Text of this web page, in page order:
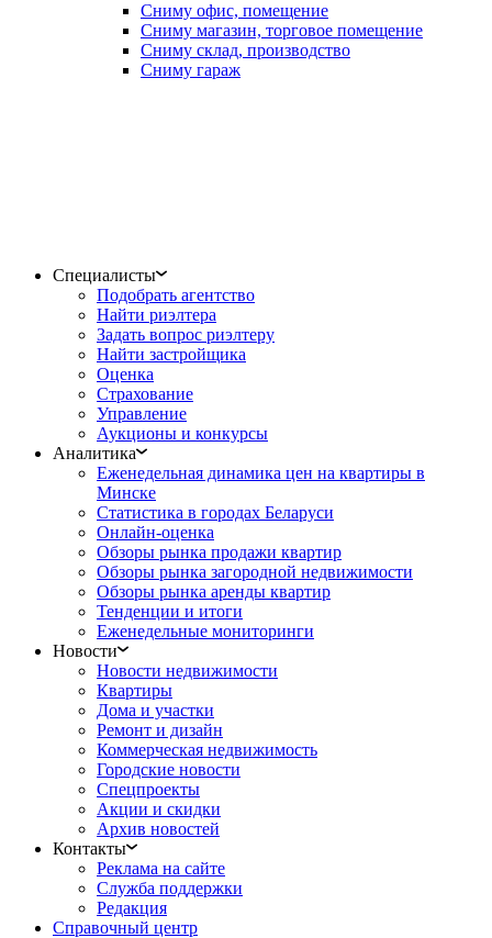
Сниму офис, помещение
Сниму магазин, торговое помещение
Сниму склад, производство
Сниму гараж
Специалисты
Подобрать агентство
Найти риэлтера
Задать вопрос риэлтеру
Найти застройщика
Оценка
Страхование
Управление
Аукционы и конкурсы
Аналитика
Еженедельная динамика цен на квартиры в
Минске
Статистика в городах Беларуси
Онлайн-оценка
Обзоры рынка продажи квартир
Обзоры рынка загородной недвижимости
Обзоры рынка аренды квартир
Тенденции и итоги
Еженедельные мониторинги
Новости
Новости недвижимости
Квартиры
Дома и участки
Ремонт и дизайн
Коммерческая недвижимость
Городские новости
Спецпроекты
Акции и скидки
Архив новостей
Контакты
Реклама на сайте
Служба поддержки
Редакция
Справочный центр